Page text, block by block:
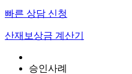
빠른 상담 신청
산재보상금 계산기
승인사례